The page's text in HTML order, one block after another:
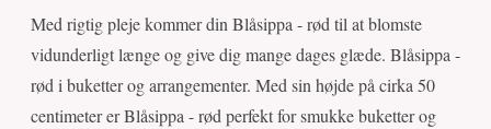
Med rigtig pleje kommer din Blåsippa - rød til at blomste
vidunderligt længe og give dig mange dages glæde. Blåsippa -
rød i buketter og arrangementer. Med sin højde på cirka 50
centimeter er Blåsippa - rød perfekt for smukke buketter og